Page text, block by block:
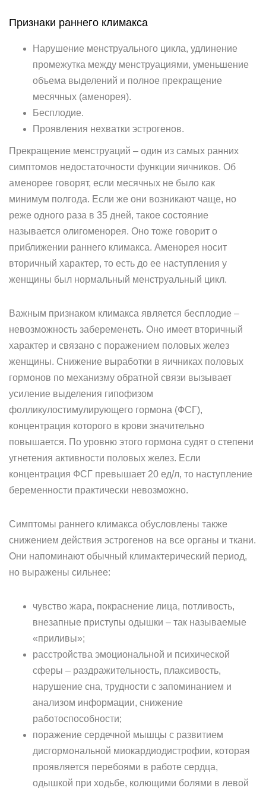
Признаки раннего климакса
Нарушение менструального цикла, удлинение
промежутка между менструациями, уменьшение
объема выделений и полное прекращение
месячных (аменорея).
Бесплодие.
Проявления нехватки эстрогенов.
Прекращение менструаций – один из самых ранних
симптомов недостаточности функции яичников. Об
аменорее говорят, если месячных не было как
минимум полгода. Если же они возникают чаще, но
реже одного раза в 35 дней, такое состояние
называется олигоменорея. Оно тоже говорит о
приближении раннего климакса. Аменорея носит
вторичный характер, то есть до ее наступления у
женщины был нормальный менструальный цикл.
Важным признаком климакса является бесплодие –
невозможность забеременеть. Оно имеет вторичный
характер и связано с поражением половых желез
женщины. Снижение выработки в яичниках половых
гормонов по механизму обратной связи вызывает
усиление выделения гипофизом
фолликулостимулирующего гормона (ФСГ),
концентрация которого в крови значительно
повышается. По уровню этого гормона судят о степени
угнетения активности половых желез. Если
концентрация ФСГ превышает 20 ед/л, то наступление
беременности практически невозможно.
Симптомы раннего климакса обусловлены также
снижением действия эстрогенов на все органы и ткани.
Они напоминают обычный климактерический период,
но выражены сильнее:
чувство жара, покраснение лица, потливость,
внезапные приступы одышки – так называемые
«приливы»;
расстройства эмоциональной и психической
сферы – раздражительность, плаксивость,
нарушение сна, трудности с запоминанием и
анализом информации, снижение
работоспособности;
поражение сердечной мышцы с развитием
дисгормональной миокардиодистрофии, которая
проявляется перебоями в работе сердца,
одышкой при ходьбе, колющими болями в левой